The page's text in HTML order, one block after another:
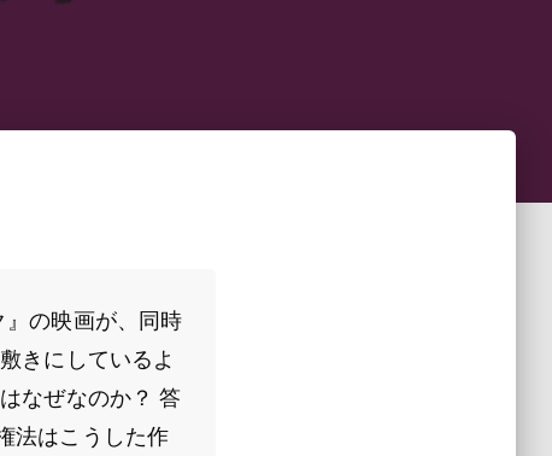
の映画が、同時
きにしているよ
なぜなのか？ 答
法はこうした作